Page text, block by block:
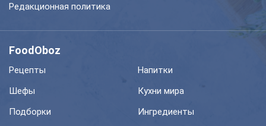
Редакционная политика
FoodOboz
Рецепты
Напитки
Шефы
Кухни мира
Подборки
Ингредиенты